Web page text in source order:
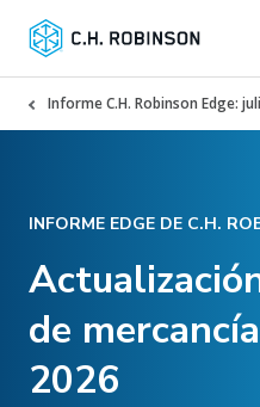
Informe C.H. Robinson Edge:
INFORME EDGE DE C.H.
de
2026